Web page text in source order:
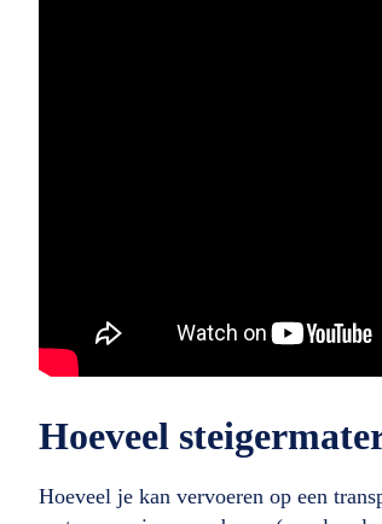
Hoeveel
Hoeveel je kan vervoeren op een